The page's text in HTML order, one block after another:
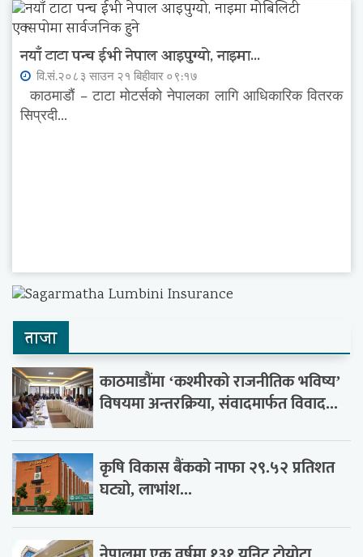
नयाँ टाटा पन्च ईभी नेपाल आइपुग्यो, नाइमा...
वि.सं.२०८३ साउन २१ बिहीवार ०९:१७
काठमाडौं – टाटा मोटर्सको नेपालका लागि आधिकारिक वितरक
सिप्रदी...
ताजा
काठमाडौंमा ‘कश्मीरको राजनीतिक भविष्य’
विषयमा अन्तरक्रिया, संवादमार्फत विवाद...
कृषि विकास बैंकको नाफा २९.५२ प्रतिशत
घट्यो, लाभांश...